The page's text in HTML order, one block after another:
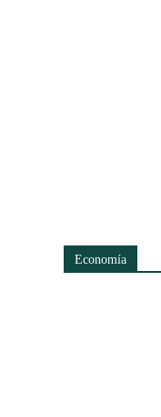
Economía